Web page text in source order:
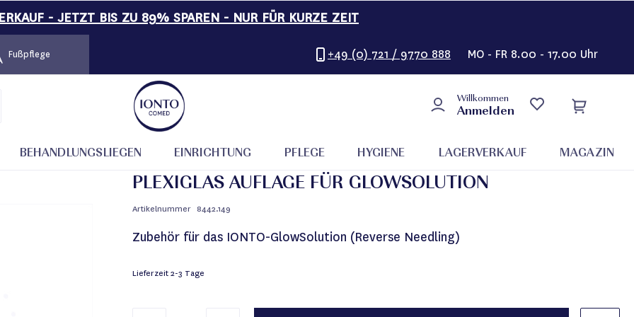
- JETZT BIS ZU 89% SPAREN - NUR FÜR KURZE ZEIT
Fußpflege +49 (0) 721 / 9770 888 MO - FR 8.00 - 17.00 Uhr
Willkommen
Anmelden
BEHANDLUNGSLIEGEN EINRICHTUNG PFLEGE HYGIENE LAGERVERKAUF MAGAZIN
PLEXIGLAS AUFLAGE FÜR GLOWSOLUTION
Artikelnummer 8442.149
Zubehör für das IONTO-GlowSolution (Reverse Needling)
Lieferzeit2-3 Tage